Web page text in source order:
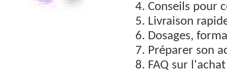
4. Conseils pour
5. Livraison
6. Dosages,
7. Préparer son
8. FAQ sur